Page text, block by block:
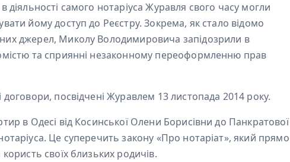
самого нотаріуса Журавля свого часу могли
йому доступ до Реєстру. Зокрема, як стало відомо
джерел, Миколу Володимировича запідозрили в
та сприянні незаконному переоформленню прав
посвідчені Журавлем 13 листопада 2014 року.
в Одесі від Косинської Олени Борисівни до Панкратової
Це суперечить закону «Про нотаріат», який прямо
своїх близьких родичів.